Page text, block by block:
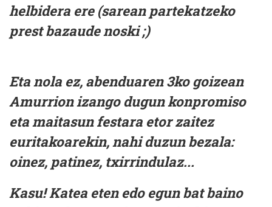
helbidera ere (sarean partekatzeko
prest bazaude noski ;)
Eta nola ez, abenduaren 3ko goizean
Amurrion izango dugun konpromiso
eta maitasun festara etor zaitez
euritakoarekin, nahi duzun bezala:
oinez, patinez, txirrindulaz...
Kasu! Katea eten edo egun bat baino